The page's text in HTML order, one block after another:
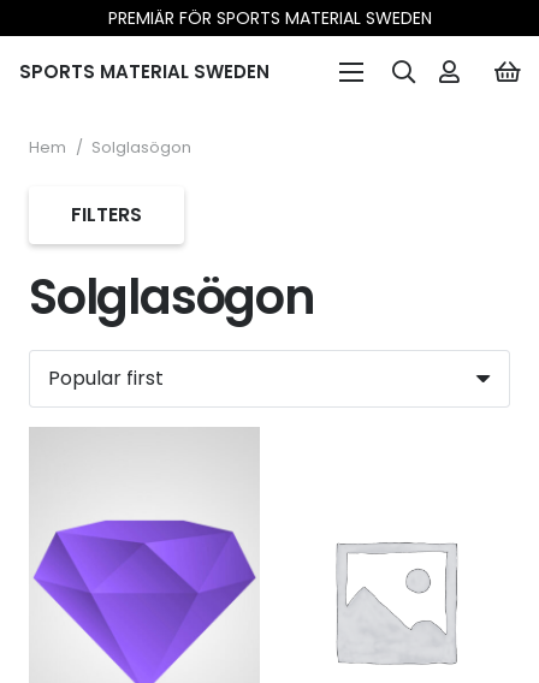
PREMIÄR FÖR SPORTS MATERIAL SWEDEN
SPORTS MATERIAL SWEDEN
Hem / Solglasögon
Solglasögon
FILTERS